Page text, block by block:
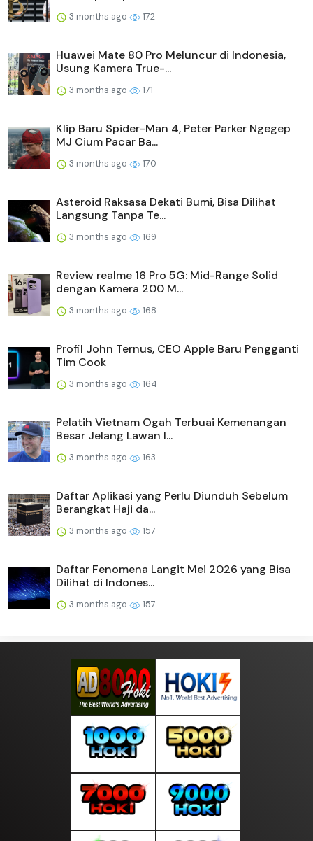
3 months ago 172
Huawei Mate 80 Pro Meluncur di Indonesia,
Usung Kamera True-...
3 months ago 171
Klip Baru Spider-Man 4, Peter Parker Ngegep
MJ Cium Pacar Ba...
3 months ago 170
Asteroid Raksasa Dekati Bumi, Bisa Dilihat
Langsung Tanpa Te...
3 months ago 169
Review realme 16 Pro 5G: Mid-Range Solid
dengan Kamera 200 M...
3 months ago 168
Profil John Ternus, CEO Apple Baru Pengganti
Tim Cook
3 months ago 164
Pelatih Vietnam Ogah Terbuai Kemenangan
Besar Jelang Lawan I...
3 months ago 163
Daftar Aplikasi yang Perlu Diunduh Sebelum
Berangkat Haji da...
3 months ago 157
Daftar Fenomena Langit Mei 2026 yang Bisa
Dilihat di Indones...
3 months ago 157